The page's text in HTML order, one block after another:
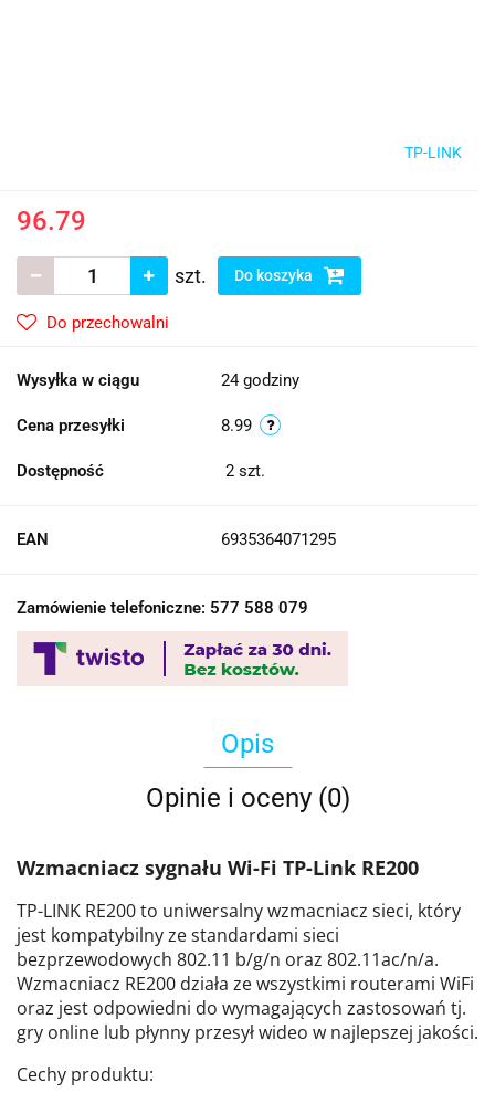
TP-LINK
96.79
szt. Do koszyka
Do przechowalni
Wysyłka w ciągu 24 godziny
Cena przesyłki 8.99
Dostępność 2 szt.
EAN 6935364071295
Zamówienie telefoniczne: 577 588 079
Opis
Opinie i oceny (0)
Wzmacniacz sygnału Wi-Fi TP-Link RE200
TP-LINK RE200 to uniwersalny wzmacniacz sieci, który
jest kompatybilny ze standardami sieci
bezprzewodowych 802.11 b/g/n oraz 802.11ac/n/a.
Wzmacniacz RE200 działa ze wszystkimi routerami WiFi
oraz jest odpowiedni do wymagających zastosowań tj.
gry online lub płynny przesył wideo w najlepszej jakości.
Cechy produktu: